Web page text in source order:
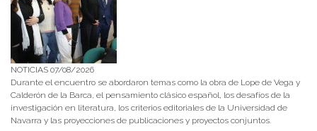
NOTICIAS 07/08/2026
Durante el encuentro se abordaron temas como la obra de Lope de Vega y
Calderón de la Barca, el pensamiento clásico español, los desafíos de la
investigación en literatura, los criterios editoriales de la Universidad de
Navarra y las proyecciones de publicaciones y proyectos conjuntos.